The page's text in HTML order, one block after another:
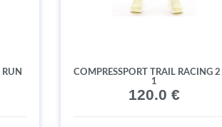
RUN
COMPRESSPORT TRAIL RACING 2
1
120.0 €